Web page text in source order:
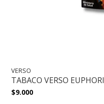
VERSO
TABACO VERSO
$9.000